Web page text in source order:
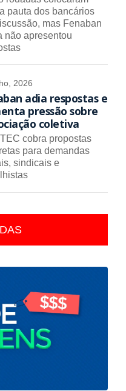
pauta dos bancários
mas Fenaban
não apresentou
2026
adia respostas e
pressão sobre
coletiva
cobra propostas
para demandas
sindicais e